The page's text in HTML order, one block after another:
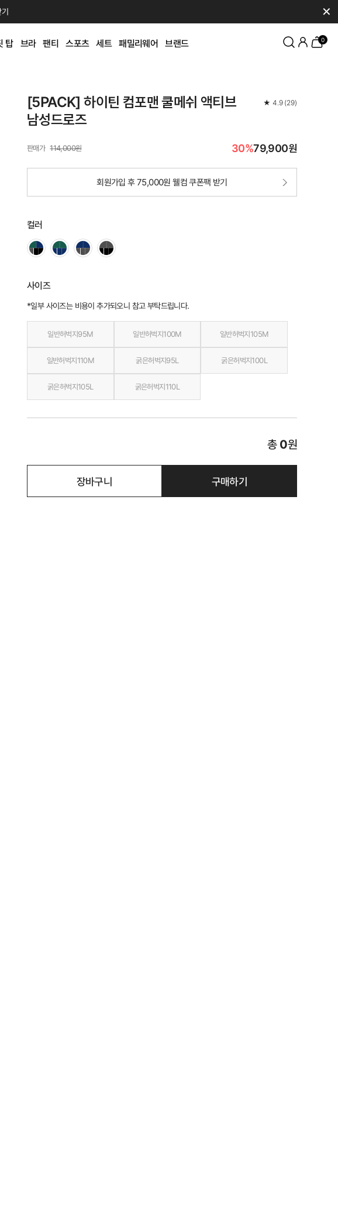
✕
탑 브라 팬티 스포츠 세트 패밀리웨어 브랜드 0
[5PACK] 하이틴 컴포맨 쿨메쉬 액티브
남성드로즈
★ 4.9 (29)
114,000원 30%79,900원
회원가입 후 75,000원 웰컴 쿠폰팩 받기
컬러
사이즈
*일부 사이즈는 비용이 추가되오니 참고 부탁드립니다.
일반허벅지95M 일반허벅지100M 일반허벅지105M
일반허벅지110M 굵은허벅지95L 굵은허벅지100L
굵은허벅지105L 굵은허벅지110L
총 0원
장바구니 구매하기